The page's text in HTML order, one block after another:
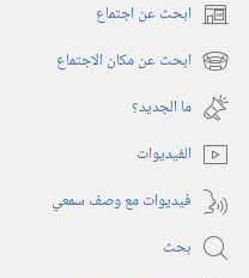
ابحث عن اجتماع (يفتح
نافذة ابحث عن مكان الاجتماع (يفتح
نافذة
جديدة)
ما الجديد؟‏
الفيديوات
فيديوات مع وصف سمعي
بحث